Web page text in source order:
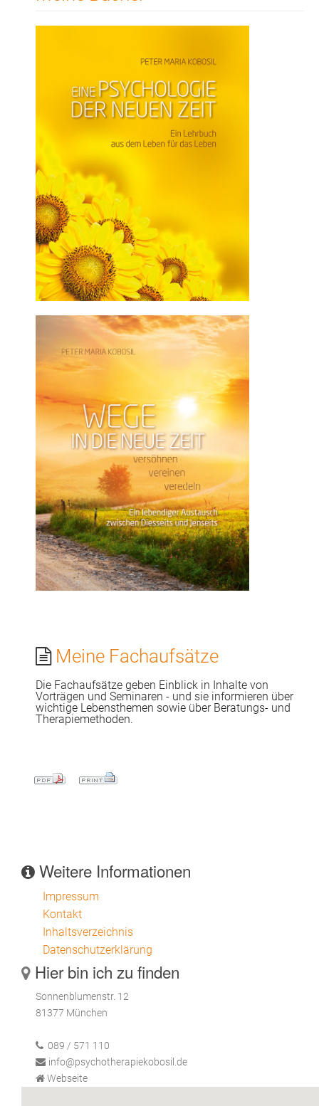
Meine Fachaufsätze
Die Fachaufsätze geben Einblick in Inhalte von
Vorträgen und Seminaren - und sie informieren über
wichtige Lebensthemen sowie über Beratungs- und
Therapiemethoden.
Weitere Informationen
Impressum
Kontakt
Inhaltsverzeichnis
Datenschutzerklärung
Hier bin ich zu finden
Sonnenblumenstr. 12
81377 München
089 / 571 110
info@psychotherapiekobosil.de
Webseite